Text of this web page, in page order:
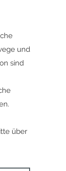
und
sind
über